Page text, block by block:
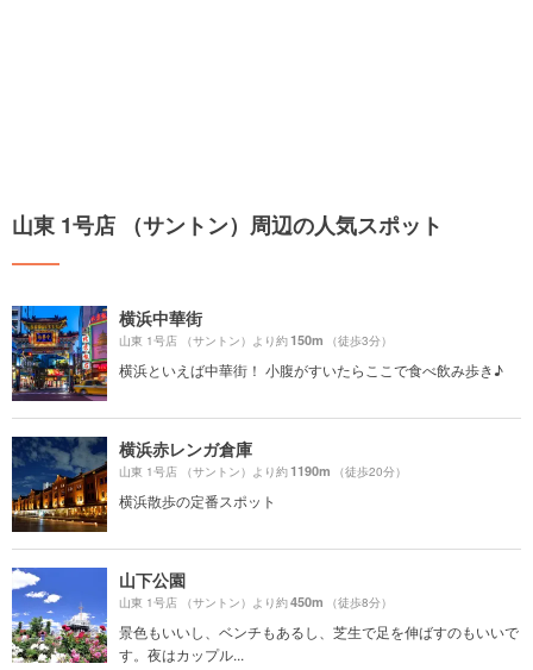
山東 1号店 （サントン）周辺の人気スポット
横浜中華街
山東 1号店 （サントン）より約150m （徒歩3分）
横浜といえば中華街！ 小腹がすいたらここで食べ飲み歩き♪
横浜赤レンガ倉庫
山東 1号店 （サントン）より約1190m （徒歩20分）
横浜散歩の定番スポット
山下公園
山東 1号店 （サントン）より約450m （徒歩8分）
景色もいいし、ベンチもあるし、芝生で足を伸ばすのもいいで
す。夜はカップル...